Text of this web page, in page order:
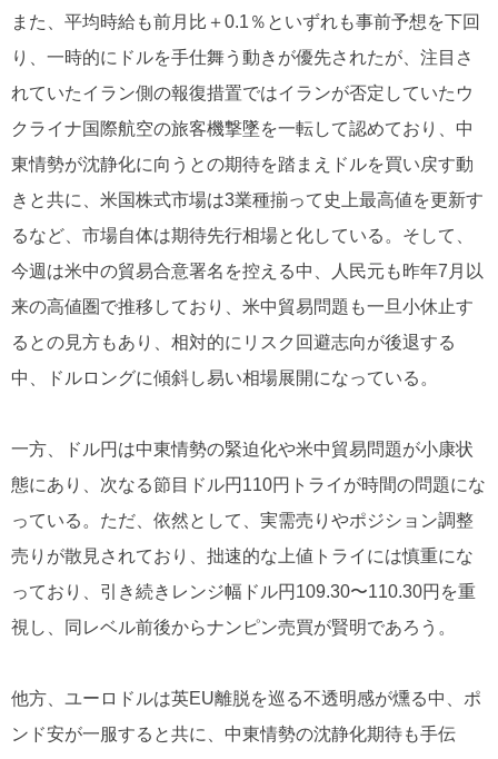
また、平均時給も前月比＋0.1％といずれも事前予想を下回
り、一時的にドルを手仕舞う動きが優先されたが、注目さ
れていたイラン側の報復措置ではイランが否定していたウ
クライナ国際航空の旅客機撃墜を一転して認めており、中
東情勢が沈静化に向うとの期待を踏まえドルを買い戻す動
きと共に、米国株式市場は3業種揃って史上最高値を更新す
るなど、市場自体は期待先行相場と化している。そして、
今週は米中の貿易合意署名を控える中、人民元も昨年7月以
来の高値圏で推移しており、米中貿易問題も一旦小休止す
るとの見方もあり、相対的にリスク回避志向が後退する
中、ドルロングに傾斜し易い相場展開になっている。
一方、ドル円は中東情勢の緊迫化や米中貿易問題が小康状
態にあり、次なる節目ドル円110円トライが時間の問題にな
っている。ただ、依然として、実需売りやポジション調整
売りが散見されており、拙速的な上値トライには慎重にな
っており、引き続きレンジ幅ドル円109.30〜110.30円を重
視し、同レベル前後からナンピン売買が賢明であろう。
他方、ユーロドルは英EU離脱を巡る不透明感が燻る中、ポ
ンド安が一服すると共に、中東情勢の沈静化期待も手伝